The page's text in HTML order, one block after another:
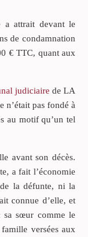
a attrait devant le
de condamnation
€ TTC, quant aux
judiciaire de LA
n’était pas fondé à
au motif qu’un tel
avant son décès.
a fait l’économie
de la défunte, ni la
connue d’elle, et
sa sœur comme le
versées aux